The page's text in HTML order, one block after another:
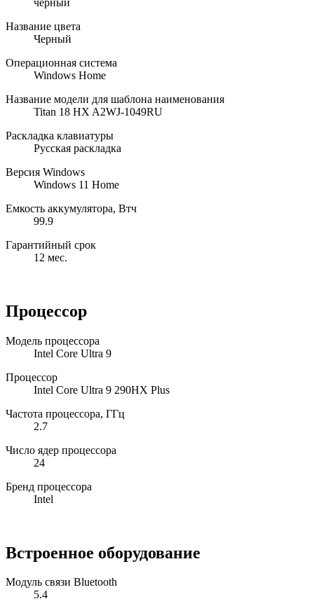
Название цвета
Черный
Операционная система
Windows Home
Название модели для шаблона наименования
Titan 18 HX A2WJ-1049RU
Раскладка клавиатуры
Русская раскладка
Версия Windows
Windows 11 Home
Емкость аккумулятора, Втч
99.9
Гарантийный срок
12 мес.
Процессор
Модель процессора
Intel Core Ultra 9
Процессор
Intel Core Ultra 9 290HX Plus
Частота процессора, ГГц
2.7
Число ядер процессора
24
Бренд процессора
Intel
Встроенное оборудование
Модуль связи Bluetooth
5.4